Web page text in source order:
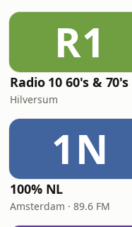
R1
Hilversum
1N
100% NL
Amsterdam · 89.6 FM